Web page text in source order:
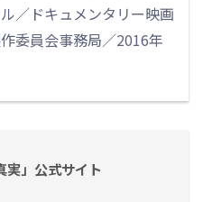
／ドキュメンタリー映画
委員会事務局／2016年
実」公式サイト